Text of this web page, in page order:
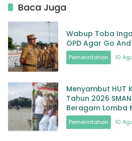
Baca Juga
Wabup Toba
OPD Agar Go And
Pemerintahan 10
Menyambut HUT
Tahun 2026
Beragam Lomba
Pemerintahan 10